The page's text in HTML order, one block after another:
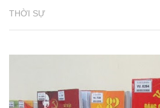
THỜI SỰ